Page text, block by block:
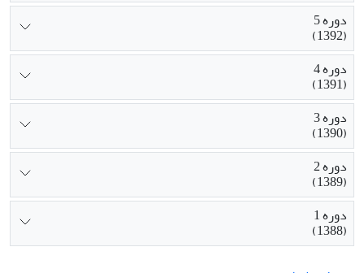
دوره 5
(1392)
دوره 4
(1391)
دوره 3
(1390)
دوره 2
(1389)
دوره 1
(1388)